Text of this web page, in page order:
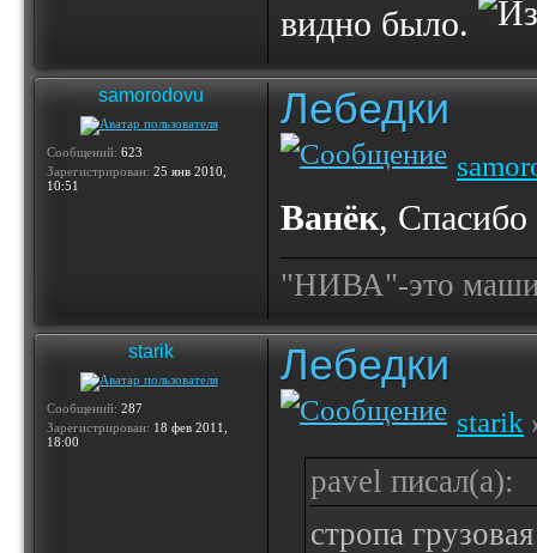
видно было.
samorodovu
Сообщений: 623
Зарегистрирован: 25 янв 2010,
10:51
Лебедки
Ванёк, Спасибо
"НИВА"-это
starik
Сообщений: 287
Зарегистрирован: 18 фев 2011,
18:00
Лебедки
starik
pavel писал(а):
стропа